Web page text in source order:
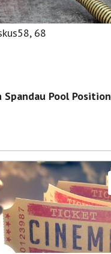
, 68
Spandau Pool Position